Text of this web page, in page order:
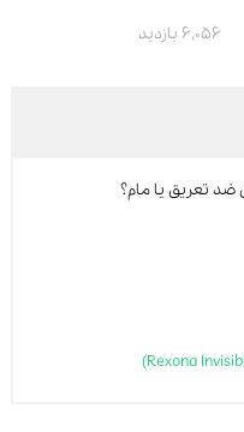
6,056 بازدید
تعریق یا مام؟